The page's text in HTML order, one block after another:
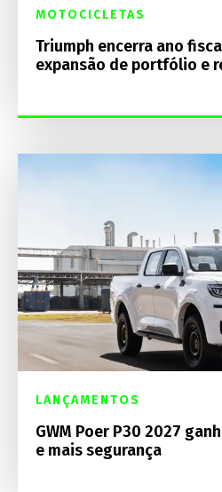
MOTOCICLETAS
Triumph encerra ano
expansão de portfólio e
LANÇAMENTOS
GWM Poer P30 2027
e mais segurança